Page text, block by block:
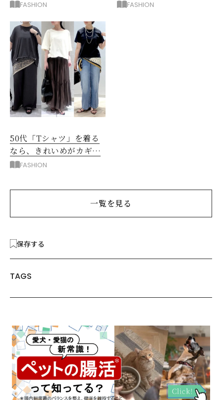
主役に洗練アースカラー
FASHION
を叶える4コーデ
FASHION
50代「Tシャツ」を着る
なら、きれいめがカギ！
部屋着に見えないコツ
FASHION
一覧を見る
保存する
TAGS